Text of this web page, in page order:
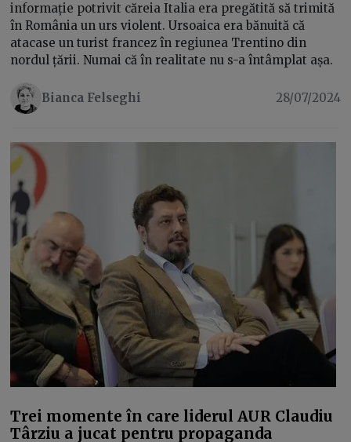
informație potrivit căreia Italia era pregătită să trimită
în România un urs violent. Ursoaica era bănuită că
atacase un turist francez în regiunea Trentino din
nordul țării. Numai că în realitate nu s-a întâmplat așa.
Bianca Felseghi 28/07/2024
Trei momente în care liderul AUR Claudiu
Târziu a jucat pentru propaganda